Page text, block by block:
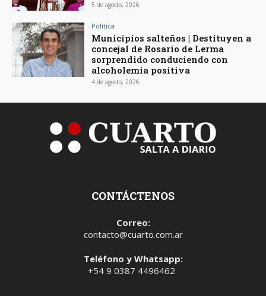
5 de agosto, 2026
Política
Municipios salteños | Destituyen a
concejal de Rosario de Lerma
sorprendido conduciendo con
alcoholemia positiva
4 de agosto, 2026
CONTÁCTENOS
Correo:
contacto@cuarto.com.ar
Teléfono y Whatsapp:
+54 9 0387 4496462